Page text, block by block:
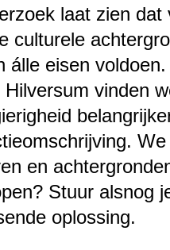
laat zien dat
culturele
álle eisen
vinden
en
Stuur alsnog
oplossing.